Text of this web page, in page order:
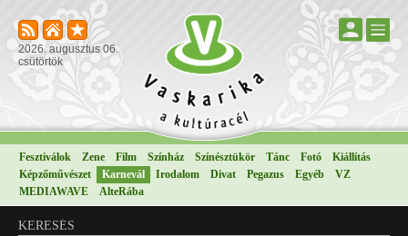
2026. augusztus 06.
csütörtök
Fesztiválok Zene Film Színház Színésztükör Tánc Fotó
Kiállítás
Képzőművészet
Karnevál Irodalom Divat Pegazus Egyéb
VZ
MEDIAWAVE
AlteRába
KERESÉS